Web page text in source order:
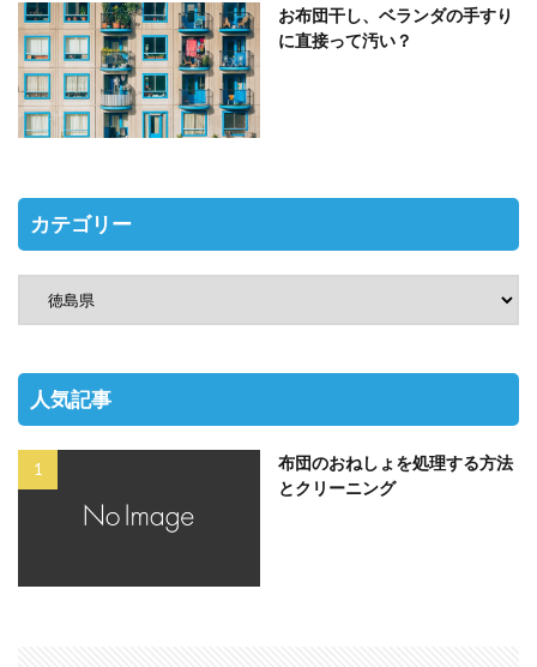
お布団干し、ベランダの手すり
に直接って汚い？
カテゴリー
人気記事
布団のおねしょを処理する方法
とクリーニング